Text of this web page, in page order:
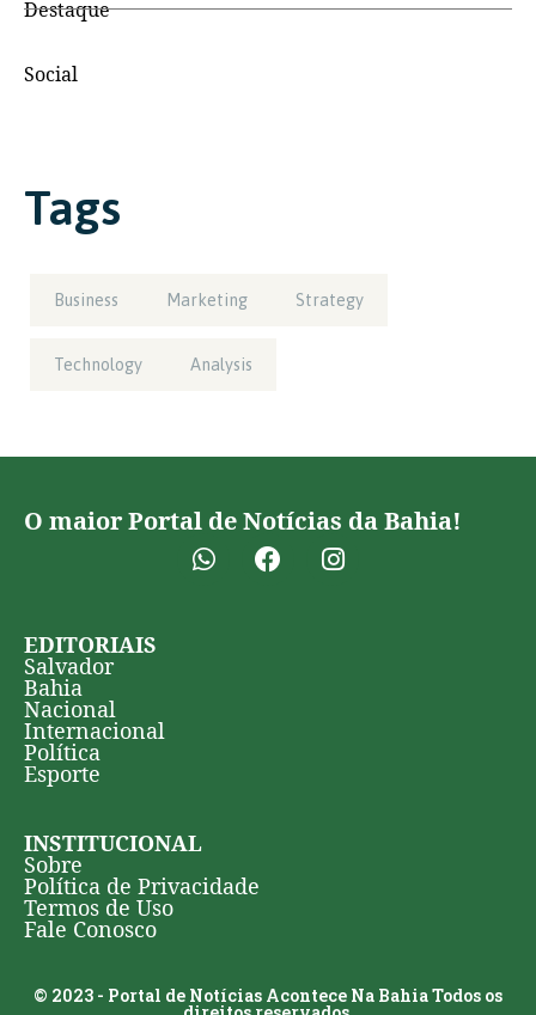
Destaque
Social
Tags
Business Marketing Strategy
Technology Analysis
O maior Portal de Notícias da Bahia!
EDITORIAIS
Salvador
Bahia
Nacional
Internacional
Política
Esporte
INSTITUCIONAL
Sobre
Política de Privacidade
Termos de Uso
Fale Conosco
© 2023 - Portal de Notícias Acontece Na Bahia Todos os